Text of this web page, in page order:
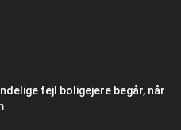
fejl boligejere begår, når